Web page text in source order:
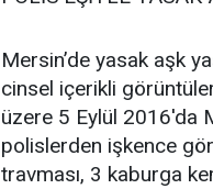
Mersin’de yasak aşk
cinsel içerikli
üzere 5 Eylül 2016'da
polislerden işkence
travması, 3 kaburga